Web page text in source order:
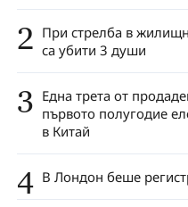
2 При стрелба в
са убити 3 души
3 Една трета от
първото полугодие
в Китай
4 В Лондон беше